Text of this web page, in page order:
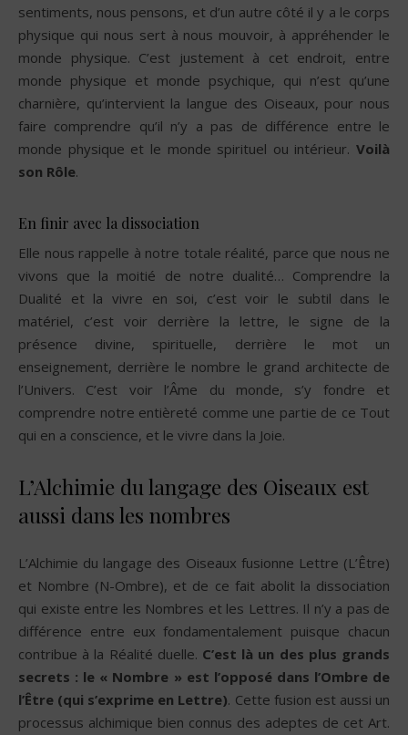
sentiments, nous pensons, et d’un autre côté il y a le corps
physique qui nous sert à nous mouvoir, à appréhender le
monde physique. C’est justement à cet endroit, entre
monde physique et monde psychique, qui n’est qu’une
charnière, qu’intervient la langue des Oiseaux, pour nous
faire comprendre qu’il n’y a pas de différence entre le
monde physique et le monde spirituel ou intérieur. Voilà
son Rôle.
En finir avec la dissociation
Elle nous rappelle à notre totale réalité, parce que nous ne
vivons que la moitié de notre dualité… Comprendre la
Dualité et la vivre en soi, c’est voir le subtil dans le
matériel, c’est voir derrière la lettre, le signe de la
présence divine, spirituelle, derrière le mot un
enseignement, derrière le nombre le grand architecte de
l’Univers. C’est voir l’Âme du monde, s’y fondre et
comprendre notre entièreté comme une partie de ce Tout
qui en a conscience, et le vivre dans la Joie.
L’Alchimie du langage des Oiseaux est
aussi dans les nombres
L’Alchimie du langage des Oiseaux fusionne Lettre (L’Être)
et Nombre (N-Ombre), et de ce fait abolit la dissociation
qui existe entre les Nombres et les Lettres. Il n’y a pas de
différence entre eux fondamentalement puisque chacun
contribue à la Réalité duelle. C’est là un des plus grands
secrets : le « Nombre » est l’opposé dans l’Ombre de
l’Être (qui s’exprime en Lettre). Cette fusion est aussi un
processus alchimique bien connus des adeptes de cet Art.